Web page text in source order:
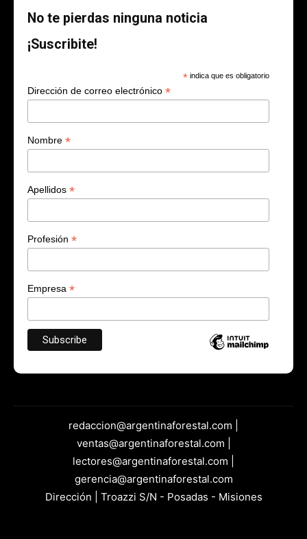
No te pierdas ninguna noticia
¡Suscribite!
* indica que es obligatorio
Dirección de correo electrónico *
Nombre *
Apellidos *
Profesión *
Empresa *
redaccion@argentinaforestal.com |
ventas@argentinaforestal.com |
lectores@argentinaforestal.com |
gerencia@argentinaforestal.com
Dirección | Troazzi S/N - Posadas - Misiones